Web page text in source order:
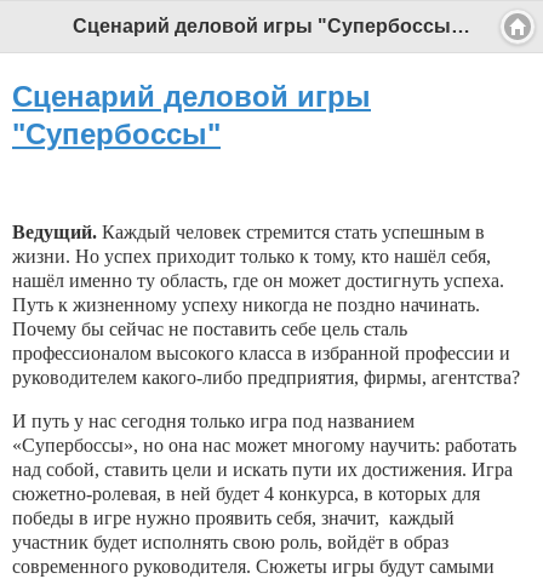
Сценарий деловой игры "Супербоссы" - Профессиональный педагог
Сценарий деловой игры
"Супербоссы"
Ведущий. Каждый человек стремится стать успешным в
жизни. Но успех приходит только к тому, кто нашёл себя,
нашёл именно ту область, где он может достигнуть успеха.
Путь к жизненному успеху никогда не поздно начинать.
Почему бы сейчас не поставить себе цель сталь
профессионалом высокого класса в избранной профессии и
руководителем какого-либо предприятия, фирмы, агентства?
И путь у нас сегодня только игра под названием
«Супербоссы», но она нас может многому научить: работать
над собой, ставить цели и искать пути их достижения. Игра
сюжетно-ролевая, в ней будет 4 конкурса, в которых для
победы в игре нужно проявить себя, значит, каждый
участник будет исполнять свою роль, войдёт в образ
современного руководителя. Сюжеты игры будут самыми